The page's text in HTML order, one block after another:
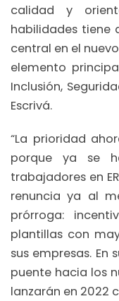
calidad y
habilidades tiene
central en el
elemento
Inclusión,
Escrivá.
“La prioridad
porque ya se
trabajadores en
renuncia ya al
prórroga:
plantillas con
sus empresas. En
puente hacia los
lanzarán en 2022